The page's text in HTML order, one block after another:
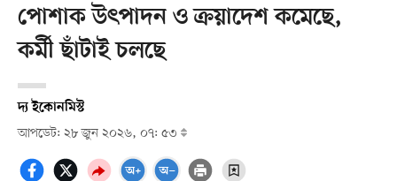
পোশাক উৎপাদন ও ক্রয়াদেশ কমেছে,
কর্মী ছাঁটাই চলছে
দ্য ইকোনমিস্ট
আপডেট: ২৮ জুন ২০২৬, ০৭: ৫৩